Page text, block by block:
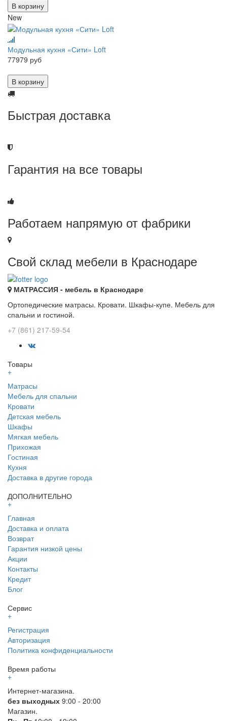
В корзину
New
Модульная кухня «Сити» Loft
77979 руб
В корзину
Быстрая доставка
Гарантия на все товары
Работаем напрямую от фабрики
Свой склад мебели в Краснодаре
МАТРАССИЯ - мебель в Краснодаре
Ортопедические матрасы. Кровати. Шкафы-купе. Мебель для
спальни и гостиной.
+7 (861) 217-59-54
Товары
+
Матрасы
Мебель для спальни
Кровати
Детская мебель
Шкафы
Мягкая мебель
Прихожая
Гостиная
Кухня
Доставка в другие города
ДОПОЛНИТЕЛЬНО
+
Главная
Доставка и оплата
Возврат
Гарантия низкой цены
Акции
Контакты
Кредит
Блог
Сервис
+
Регистрация
Авторизация
Политика конфиденциальности
Время работы
+
Интернет-магазина.
без выходных 9:00 - 20:00
Магазин.